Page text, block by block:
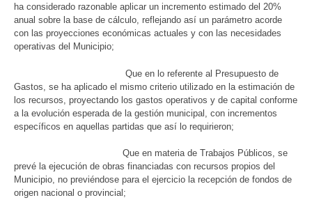
ha considerado razonable aplicar un incremento estimado del 20%
anual sobre la base de cálculo, reflejando así un parámetro acorde
con las proyecciones económicas actuales y con las necesidades
operativas del Municipio;
Que en lo referente al Presupuesto de
Gastos, se ha aplicado el mismo criterio utilizado en la estimación de
los recursos, proyectando los gastos operativos y de capital conforme
a la evolución esperada de la gestión municipal, con incrementos
específicos en aquellas partidas que así lo requirieron;
Que en materia de Trabajos Públicos, se
prevé la ejecución de obras financiadas con recursos propios del
Municipio, no previéndose para el ejercicio la recepción de fondos de
origen nacional o provincial;